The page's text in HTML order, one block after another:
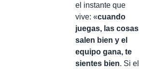
el instante que
vive: «cuando
juegas, las cosas
salen bien y el
equipo gana, te
sientes bien. Si el